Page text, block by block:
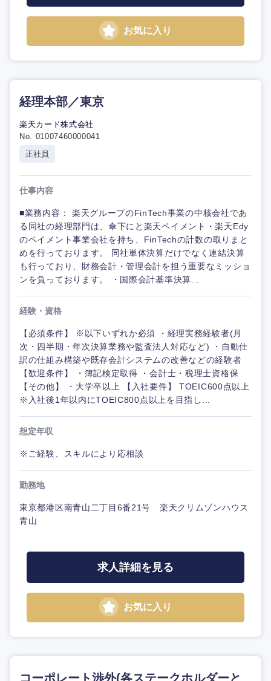
お気に入り
経理本部／東京
楽天カード株式会社
No. 01007460000041
正社員
仕事内容
■業務内容： 楽天グループのFinTech事業の中核会社であ
る同社の経理部門は、傘下にと楽天ペイメント・楽天Edy
のペイメント事業会社を持ち、FinTechの計数の取りまと
めを行っております。 同社単体決算だけでなく連結決算
も行っており、財務会計・管理会計を担う重要なミッショ
ンを負っております。 ・国際会計基準決算...
経験・資格
【必須条件】 ※以下いずれか必須 ・経理実務経験者(月
次・四半期・年次決算業務や監査法人対応など) ・自動仕
訳の仕組み構築や既存会計システムの改善などの経験者
【歓迎条件】 ・簿記検定取得 ・会計士・税理士資格保
【その他】 ・大学卒以上 【入社要件】 TOEIC600点以上
※入社後1年以内にTOEIC800点以上を目指し...
想定年収
※ご経験、スキルにより応相談
勤務地
東京都港区南青山二丁目6番21号 楽天クリムゾンハウス
青山
求人詳細を見る
お気に入り
コーポレート渉外(各ステークホルダーと